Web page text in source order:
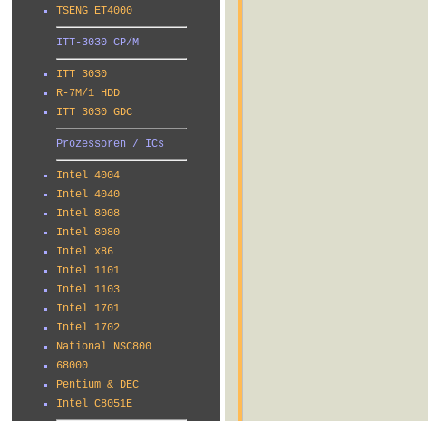
TSENG ET4000
ITT-3030 CP/M
ITT 3030
R-7M/1 HDD
ITT 3030 GDC
Prozessoren / ICs
Intel 4004
Intel 4040
Intel 8008
Intel 8080
Intel x86
Intel 1101
Intel 1103
Intel 1701
Intel 1702
National NSC800
68000
Pentium & DEC
Intel C8051E